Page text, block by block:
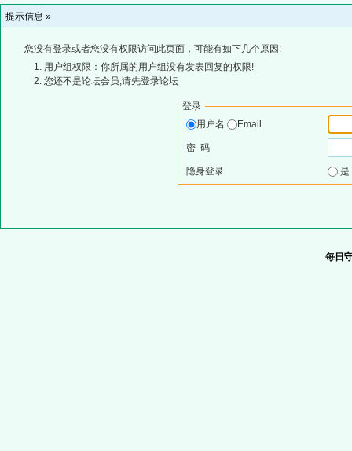
提示信息 »
您没有登录或者您没有权限访问此页面，可能有如下几个原因:
用户组权限：你所属的用户组没有发表回复的权限!
您还不是论坛会员,请先登录论坛
登录
用户名
Email
密 码
隐身登录
每日